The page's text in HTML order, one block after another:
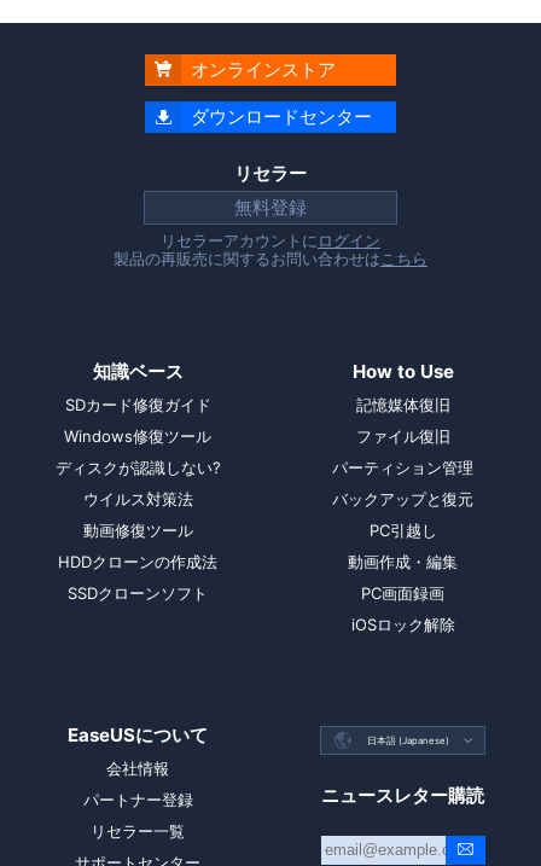
 オンラインストア
 ダウンロードセンター
リセラー
無料登録
リセラーアカウントにログイン
製品の再販売に関するお問い合わせはこちら
知識ベース
SDカード修復ガイド
Windows修復ツール
ディスクが認識しない?
ウイルス対策法
動画修復ツール
HDDクローンの作成法
SSDクローンソフト
How to Use
記憶媒体復旧
ファイル復旧
パーティション管理
バックアップと復元
PC引越し
動画作成・編集
PC画面録画
iOSロック解除
EaseUSについて
会社情報
パートナー登録
リセラー一覧
サポートセンター
 日本語 (Japanese) 
ニュースレター購読